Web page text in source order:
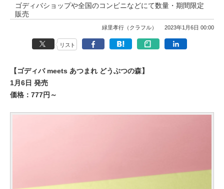
ゴディバショップや全国のコンビニなどにて数量・期間限定
販売
緑里孝行（クラフル） 2023年1月6日 00:00
リスト
【ゴディバ meets あつまれ どうぶつの森】
1月6日 発売
価格：777円～